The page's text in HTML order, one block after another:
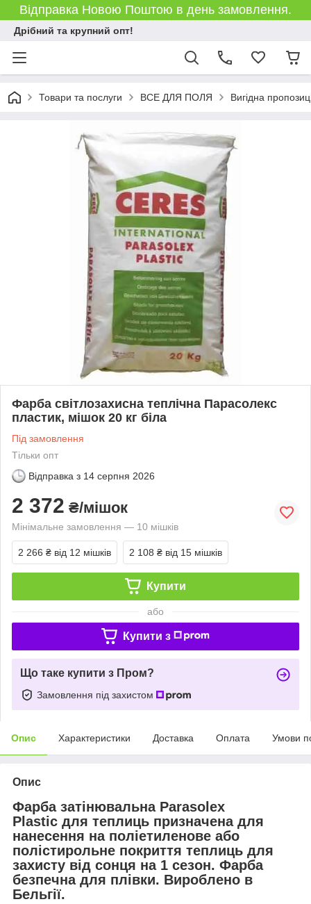
Відправка Новою Поштою в день замовлення.
Дрібний та крупний опт!
Товари та послуги ВСЕ ДЛЯ ПОЛЯ Вигідна
Фарба світлозахисна теплічна Парасолекс
пластик, мішок 20 кг біла
Під замовлення
Тільки опт
Відправка з 14 серпня 2026
2 372 ₴/мішок
Мінімальне замовлення — 10 мішків
2 266 ₴ від 12 мішків 2 108 ₴ від 15 мішків
Купити
або
Купити з
Що таке купити з Пром?
Замовлення під захистом
Опис Характеристики Доставка Оплата Умови
Опис
Фарба затінювальна Parasolex
Plastic для теплиць призначена для
нанесення на поліетиленове або
полістирольне покриття теплиць для
захисту від сонця на 1 сезон. Фарба
безпечна для плівки. Вироблено в
Бельгії.